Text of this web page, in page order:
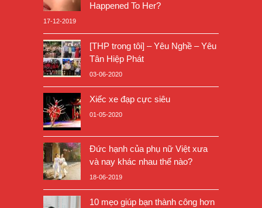
Happened To Her?
17-12-2019
[THP trong tôi] – Yêu Nghề – Yêu
Tân Hiệp Phát
03-06-2020
Xiếc xe đạp cực siêu
01-05-2020
Đức hạnh của phụ nữ Việt xưa
và nay khác nhau thế nào?
18-06-2019
10 mẹo giúp bạn thành công hơn